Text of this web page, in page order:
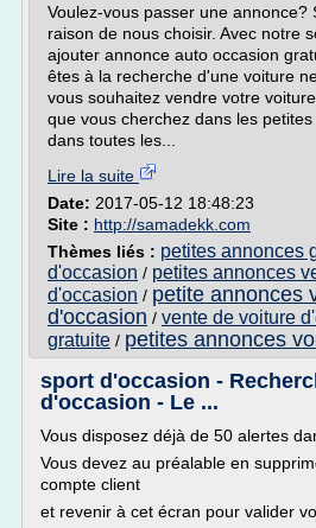
Voulez-vous passer une annonce?
raison de nous choisir. Avec notre
ajouter annonce auto occasion
êtes à la recherche d'une voiture
vous souhaitez vendre votre
que vous cherchez dans les
dans toutes les...
Lire la suite
Date: 2017-05-12 18:48:23
Site : http://samadekk.com
Thèmes liés : petites annonces
d'occasion / petites annonces
d'occasion / petite annonces
d'occasion / vente de voiture
gratuite / petites annonces
sport d'occasion -
d'occasion - Le ...
Vous disposez déjà de 50 alertes
Vous devez au préalable en
compte client
et revenir à cet écran pour valider